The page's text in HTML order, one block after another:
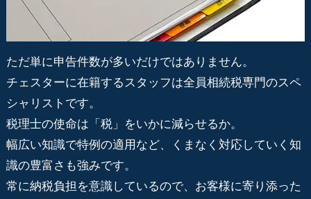
ただ単に申告件数が多いだけではありません。
チェスターに在籍するスタッフは全員相続税専門のスペ
シャリストです。
税理士の使命は「税」をいかに減らせるか。
幅広い知識で特例の適用など、くまなく対応していく知
識の豊富さも強みです。
常に納税負担を意識しているので、お客様に寄り添った